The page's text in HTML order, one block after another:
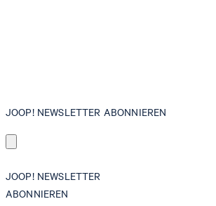
JOOP! NEWSLETTER ABONNIEREN
JOOP! NEWSLETTER
ABONNIEREN